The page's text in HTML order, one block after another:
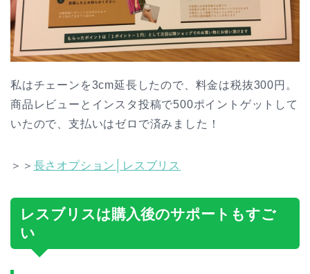
私はチェーンを3cm延長したので、料金は税抜300円。
商品レビューとインスタ投稿で500ポイントゲットして
いたので、支払いはゼロで済みました！
＞＞ 長さオプション│レスブリス
レスブリスは購入後のサポートもすご
い